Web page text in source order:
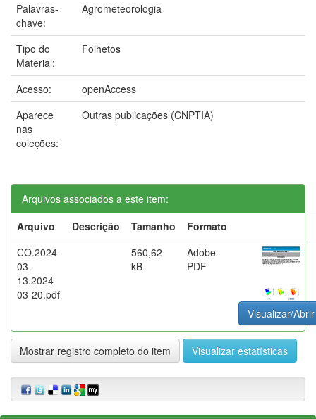
Palavras-
chave:
Agrometeorologia
Tipo do
Material:
Folhetos
Acesso:
openAccess
Aparece
nas
coleções:
Outras publicações (CNPTIA)
Arquivos associados a este item:
Arquivo
Descrição Tamanho
Formato
CO.2024-
03-
13.2024-
03-20.pdf
560,62
kB
Adobe
PDF
Visualizar/Abrir
Mostrar registro completo do item Visualizar estatísticas